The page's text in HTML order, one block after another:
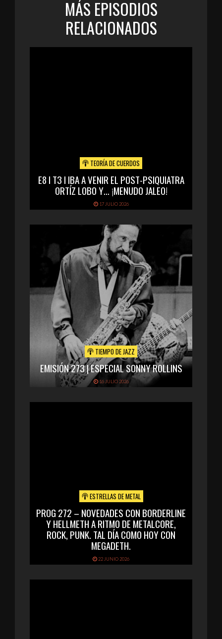
MÁS EPISODIOS
RELACIONADOS
TEORÍA DE CUERDOS
E8 I T3 I IBA A VENIR EL POST-PSIQUIATRA
ORTÍZ LOBO Y… ¡MENUDO JALEO!
17 JULIO 2026
TIEMPO DE JAZZ
EMISIÓN 273 | ESPECIAL SONNY ROLLINS
16 JULIO 2026
ESTRELLAS DE METAL
PROG 272 – NOVEDADES CON BORDERLINE
Y HELLMETH A RITMO DE METALCORE,
ROCK, PUNK. TAL DÍA COMO HOY CON
MEGADETH.
22 JUNIO 2026